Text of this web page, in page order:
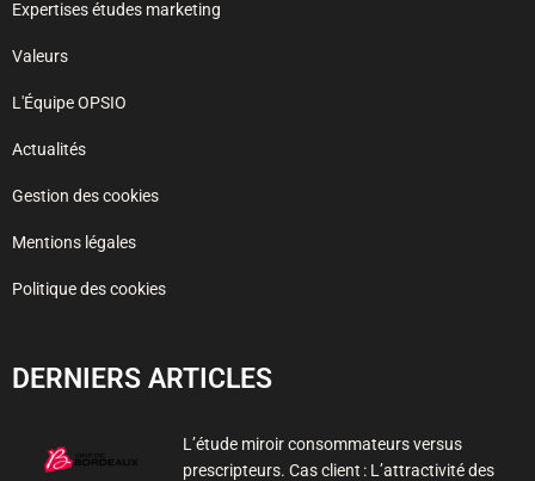
Expertises études marketing
Valeurs
L'Équipe OPSIO
Actualités
Gestion des cookies
Mentions légales
Politique des cookies
DERNIERS ARTICLES
L’étude miroir consommateurs versus
prescripteurs. Cas client : L’attractivité des